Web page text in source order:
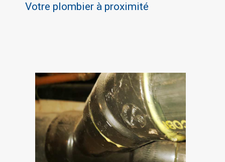
Votre plombier à proximité